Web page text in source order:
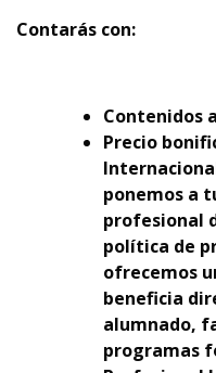
Contarás con:
Contenidos
Precio
ponemos a
profesional
política de
ofrecemos
beneficia
alumnado,
programas